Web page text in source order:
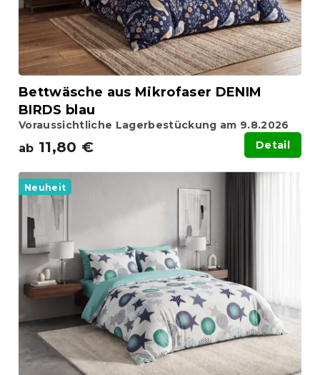
n
go
d
u
k
Bettwäsche aus Mikrofaser DENIM
BIRDS blau
Voraussichtliche Lagerbestückung am 9.8.2026
ab 11,80 € Detail
Neuheit